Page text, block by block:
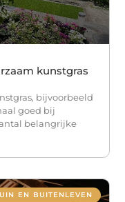
kunstgras
bijvoorbeeld
goed bij
belangrijke
EN BUITENLEVEN